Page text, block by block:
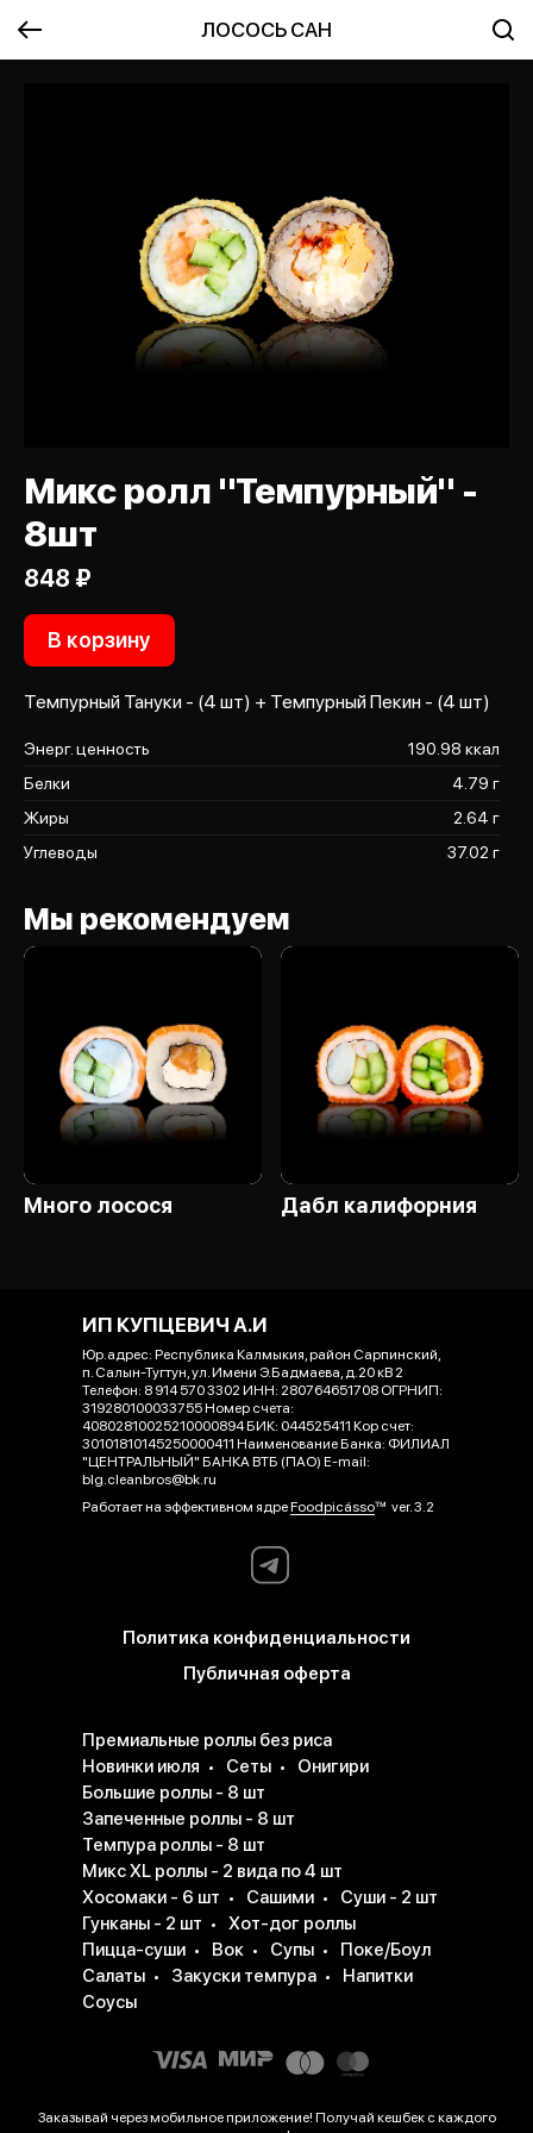
ЛОСОСЬ САН
Микс ролл "Темпурный" -
8шт
848 ₽
В корзину
Темпурный Тануки - (4 шт) + Темпурный Пекин - (4 шт)
Энерг. ценность
190.98 ккал
Белки
4.79 г
Жиры
2.64 г
Углеводы
37.02 г
Мы рекомендуем
Много лосося Дабл калифорния
ИП КУПЦЕВИЧ А.И
Юр.адрес: Республика Калмыкия, район Сарпинский,
п. Салын-Тугтун, ул. Имени Э.Бадмаева, д.20 кВ 2
Телефон: 8 914 570 3302 ИНН: 280764651708 ОГРНИП:
319280100033755 Номер счета:
40802810025210000894 БИК: 044525411 Кор счет:
30101810145250000411 Наименование Банка: ФИЛИАЛ
"ЦЕНТРАЛЬНЫЙ" БАНКА ВТБ (ПАО) E-mail:
blg.cleanbros@bk.ru
Работает на эффективном ядреFoodpicássover. 3.2
Политика конфиденциальности
Публичная оферта
Премиальные роллы без риса
Новинки июля
Сеты
Онигири
Большие роллы - 8 шт
Запеченные роллы - 8 шт
Темпура роллы - 8 шт
Микс XL роллы - 2 вида по 4 шт
Хосомаки - 6 шт
Сашими
Суши - 2 шт
Гунканы - 2 шт
Хот-дог роллы
Пицца-суши
Вок Супы
Поке/Боул
Салаты
Закуски темпура
Напитки
Соусы
Заказывай через мобильное приложение! Получай кешбек с каждого